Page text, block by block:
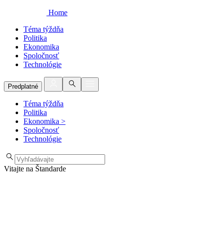
Home
Téma týždňa
Politika
Ekonomika
Spoločnosť
Technológie
Predplatné
Téma týždňa
Politika
Ekonomika >
Spoločnosť
Technológie
Vitajte na Štandarde